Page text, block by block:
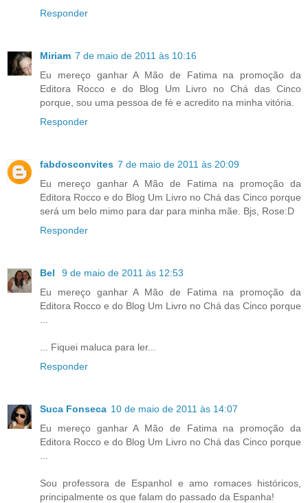
Responder
Miriam 7 de maio de 2011 às 10:16
Eu mereço ganhar A Mão de Fatima na promoção da
Editora Rocco e do Blog Um Livro no Chá das Cinco
porque, sou uma pessoa de fé e acredito na minha vitória.
Responder
fabdosconvites 7 de maio de 2011 às 20:09
Eu mereço ganhar A Mão de Fatima na promoção da
Editora Rocco e do Blog Um Livro no Chá das Cinco porque
será um belo mimo para dar para minha mãe. Bjs, Rose:D
Responder
Bel
9 de maio de 2011 às 12:53
Eu mereço ganhar A Mão de Fatima na promoção da
Editora Rocco e do Blog Um Livro no Chá das Cinco porque
... Fiquei maluca para ler...
Responder
Suca Fonseca 10 de maio de 2011 às 14:07
Eu mereço ganhar A Mão de Fatima na promoção da
Editora Rocco e do Blog Um Livro no Chá das Cinco porque
Sou professora de Espanhol e amo romaces históricos,
principalmente os que falam do passado da Espanha!